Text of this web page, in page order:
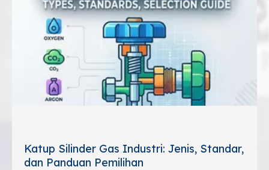
Katup Silinder Gas Industri: Jenis, Standar,
dan Panduan Pemilihan